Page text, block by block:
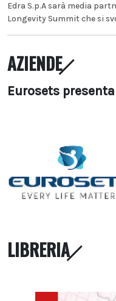
Edra S.p.A sarà media
Longevity Summit che si
AZIENDE
Eurosets
LIBRERIA